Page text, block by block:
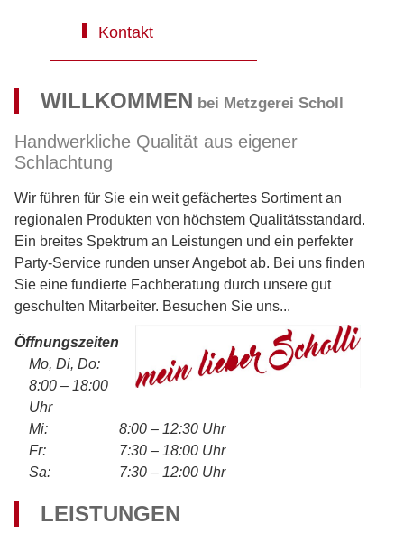
Kontakt
WILLKOMMEN bei Metzgerei Scholl
Handwerkliche Qualität aus eigener
Schlachtung
Wir führen für Sie ein weit gefächertes Sortiment an
regionalen Produkten von höchstem Qualitätsstandard.
Ein breites Spektrum an Leistungen und ein perfekter
Party-Service runden unser Angebot ab. Bei uns finden
Sie eine fundierte Fachberatung durch unsere gut
geschulten Mitarbeiter. Besuchen Sie uns...
Öffnungszeiten
Mo, Di, Do:
8:00 – 18:00
Uhr
Mi:
8:00 – 12:30 Uhr
Fr:
7:30 – 18:00 Uhr
Sa:
7:30 – 12:00 Uhr
LEISTUNGEN